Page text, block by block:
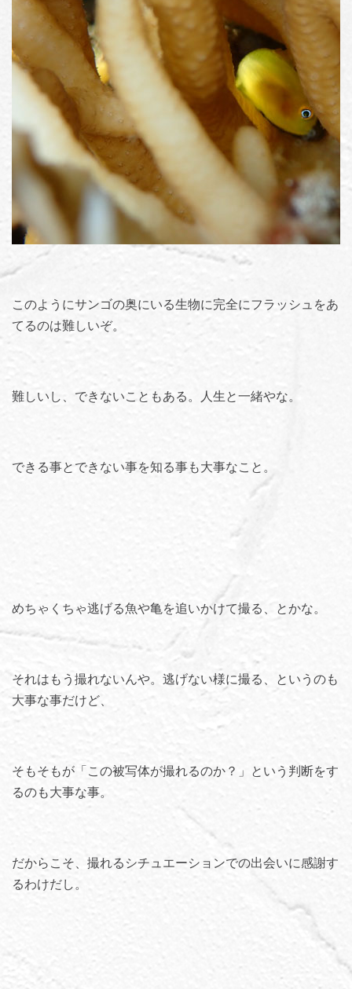
このようにサンゴの奥にいる生物に完全にフラッシュをあ
てるのは難しいぞ。
難しいし、できないこともある。人生と一緒やな。
できる事とできない事を知る事も大事なこと。
めちゃくちゃ逃げる魚や亀を追いかけて撮る、とかな。
それはもう撮れないんや。逃げない様に撮る、というのも
大事な事だけど、
そもそもが「この被写体が撮れるのか？」という判断をす
るのも大事な事。
だからこそ、撮れるシチュエーションでの出会いに感謝す
るわけだし。